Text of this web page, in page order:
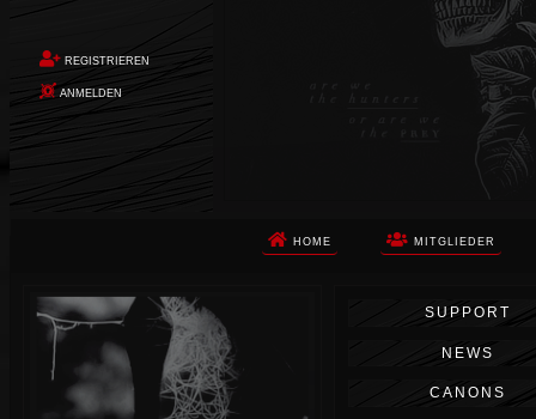
REGISTRIEREN
ANMELDEN
HOME MITGLIEDER
Die Apokalypse. Das ist das Wort,
das Ihnen in den Sinn kommt, als
Sie auf dem Boden aufwachen, Ihr
Körper schmerzt und Ihr Geist
wird von alptraumhaften
Erinnerungen überflutet. Vor
SUPPORT
NEWS
CANONS